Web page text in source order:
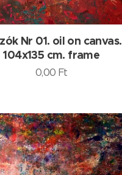
Nr 01. oil on canvas.
104x135 cm. frame
0,00 Ft